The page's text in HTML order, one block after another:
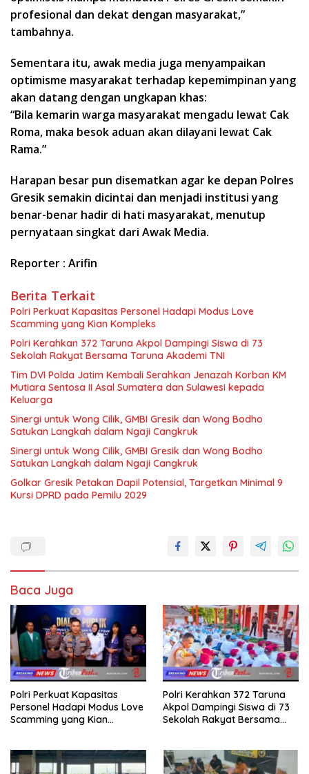
profesional dan dekat dengan masyarakat,”
tambahnya.
Sementara itu, awak media juga menyampaikan
optimisme masyarakat terhadap kepemimpinan yang
akan datang dengan ungkapan khas:
“Bila kemarin warga masyarakat mengadu lewat Cak
Roma, maka besok aduan akan dilayani lewat Cak
Rama.”
Harapan besar pun disematkan agar ke depan Polres
Gresik semakin dicintai dan menjadi institusi yang
benar-benar hadir di hati masyarakat, menutup
pernyataan singkat dari Awak Media.
Reporter : Arifin
Berita Terkait
Polri Perkuat Kapasitas Personel Hadapi Modus Love
Scamming yang Kian Kompleks
Polri Kerahkan 372 Taruna Akpol Dampingi Siswa di 73
Sekolah Rakyat Bersama Taruna Akademi TNI
Tim DVI Polda Jatim Kembali Serahkan Jenazah Korban KM
Mutiara Sentosa II Asal Sumatera dan Sulawesi kepada
Keluarga
Sinergi untuk Wong Cilik, GMBI Gresik dan Wong Bodho
Satukan Langkah dalam Ngaji Cangkruk
Sinergi untuk Wong Cilik, GMBI Gresik dan Wong Bodho
Satukan Langkah dalam Ngaji Cangkruk
Golkar Gresik Petakan Dapil Potensial, Targetkan Minimal 9
Kursi DPRD pada Pemilu 2029
Baca Juga
Polri Perkuat Kapasitas
Personel Hadapi Modus Love
Scamming yang Kian
Polri Kerahkan 372 Taruna
Akpol Dampingi Siswa di 73
Sekolah Rakyat Bersama